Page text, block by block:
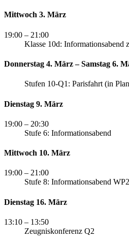
Mittwoch 3. März
19:00 – 21:00
Klasse 10d: Informationsabend
Donnerstag 4. März – Samstag 6.
Stufen 10-Q1: Parisfahrt (in
Dienstag 9. März
19:00 – 20:30
Stufe 6: Informationsabend
Mittwoch 10. März
19:00 – 21:00
Stufe 8: Informationsabend WP2
Dienstag 16. März
13:10 – 13:50
Zeugniskonferenz Q2